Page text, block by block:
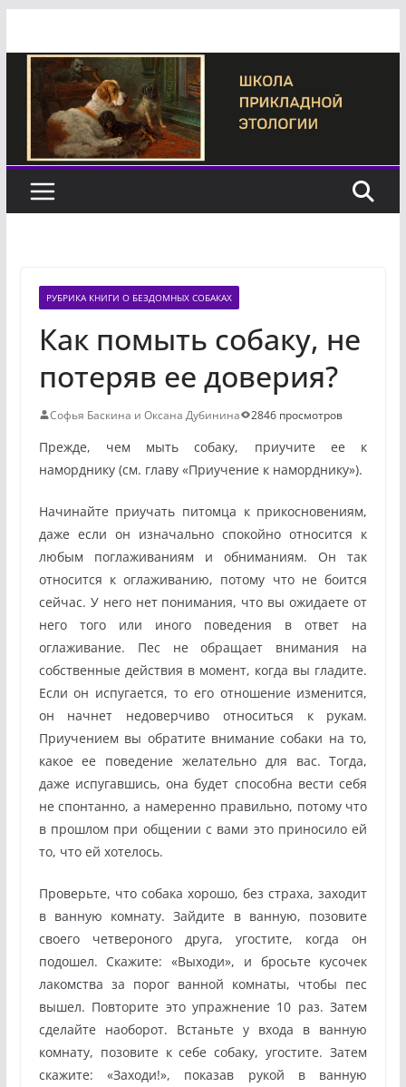
содержимому
РУБРИКА КНИГИ О БЕЗДОМНЫХ СОБАКАХ
Как помыть собаку, не
потеряв ее доверия?
Софья Баскина и Оксана Дубинина 2846 просмотров
Прежде, чем мыть собаку, приучите ее к
наморднику (см. главу «Приучение к наморднику»).
Начинайте приучать питомца к прикосновениям,
даже если он изначально спокойно относится к
любым поглаживаниям и обниманиям. Он так
относится к оглаживанию, потому что не боится
сейчас. У него нет понимания, что вы ожидаете от
него того или иного поведения в ответ на
оглаживание. Пес не обращает внимания на
собственные действия в момент, когда вы гладите.
Если он испугается, то его отношение изменится,
он начнет недоверчиво относиться к рукам.
Приучением вы обратите внимание собаки на то,
какое ее поведение желательно для вас. Тогда,
даже испугавшись, она будет способна вести себя
не спонтанно, а намеренно правильно, потому что
в прошлом при общении с вами это приносило ей
то, что ей хотелось.
Проверьте, что собака хорошо, без страха, заходит
в ванную комнату. Зайдите в ванную, позовите
своего четвероного друга, угостите, когда он
подошел. Скажите: «Выходи», и бросьте кусочек
лакомства за порог ванной комнаты, чтобы пес
вышел. Повторите это упражнение 10 раз. Затем
сделайте наоборот. Встаньте у входа в ванную
комнату, позовите к себе собаку, угостите. Затем
скажите: «Заходи!», показав рукой в ванную